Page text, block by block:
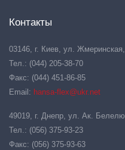
Контакты
03146, г. Киев, ул.
Тел.: (044) 205-38-70
Факс: (044) 451-86-85
Email: hansa-flex@ukr.net
49019, г. Днепр, ул. Ак.
Тел.: (056) 375-93-23
Факс: (056) 375-93-63